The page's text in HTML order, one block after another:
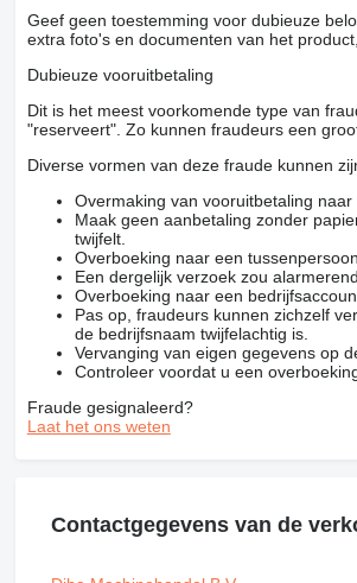
Geef geen toestemming voor dubieuze
extra foto's en documenten van het
Dubieuze vooruitbetaling
Dit is het meest voorkomende type van
"reserveert". Zo kunnen fraudeurs een
Diverse vormen van deze fraude kunnen
Overmaking van vooruitbetaling naar
Maak geen aanbetaling zonder
twijfelt.
Overboeking naar een
Een dergelijk verzoek zou
Overboeking naar een
Pas op, fraudeurs kunnen zichzelf
de bedrijfsnaam twijfelachtig is.
Vervanging van eigen gegevens op
Controleer voordat u een
Fraude gesignaleerd?
Laat het ons weten
Contactgegevens van de